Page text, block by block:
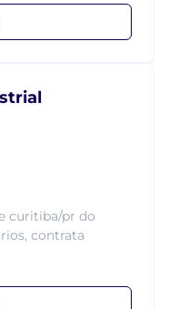
curitiba/pr do
contrata